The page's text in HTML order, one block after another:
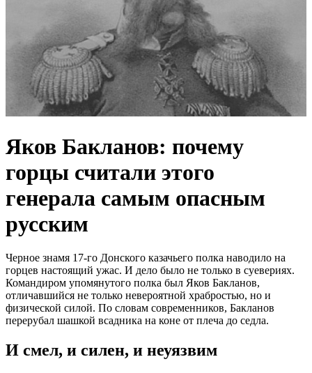
Яков Бакланов: почему
горцы считали этого
генерала самым опасным
русским
Черное знамя 17-го Донского казачьего полка наводило на
горцев настоящий ужас. И дело было не только в суевериях.
Командиром упомянутого полка был Яков Бакланов,
отличавшийся не только невероятной храбростью, но и
физической силой. По словам современников, Бакланов
перерубал шашкой всадника на коне от плеча до седла.
И смел, и силен, и неуязвим